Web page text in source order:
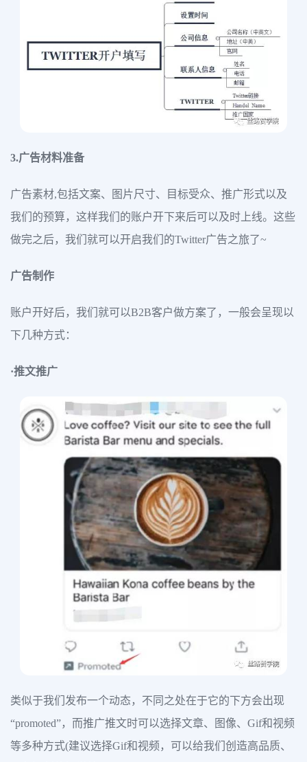
3.广告材料准备
广告素材,包括文案、图片尺寸、目标受众、推广形式以及
我们的预算，这样我们的账户开下来后可以及时上线。这些
做完之后，我们就可以开启我们的Twitter广告之旅了~
广告制作
账户开好后，我们就可以B2B客户做方案了，一般会呈现以
下几种方式：
·推文推广
类似于我们发布一个动态，不同之处在于它的下方会出现
“promoted”，而推广推文时可以选择文章、图像、Gif和视频
等多种方式(建议选择Gif和视频，可以给我们创造高品质、